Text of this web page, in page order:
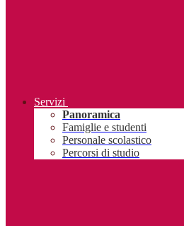
Servizi
Panoramica
Famiglie e studenti
Personale scolastico
Percorsi di studio